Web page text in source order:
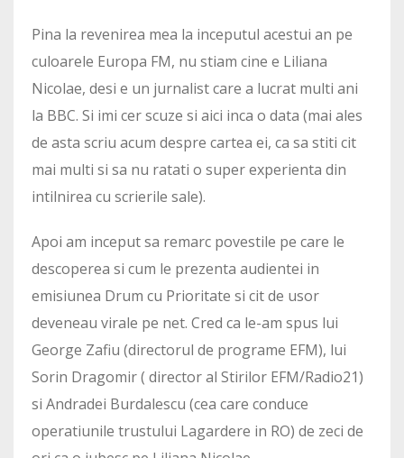
Pina la revenirea mea la inceputul acestui an pe
culoarele Europa FM, nu stiam cine e Liliana
Nicolae, desi e un jurnalist care a lucrat multi ani
la BBC. Si imi cer scuze si aici inca o data (mai ales
de asta scriu acum despre cartea ei, ca sa stiti cit
mai multi si sa nu ratati o super experienta din
intilnirea cu scrierile sale).
Apoi am inceput sa remarc povestile pe care le
descoperea si cum le prezenta audientei in
emisiunea Drum cu Prioritate si cit de usor
deveneau virale pe net. Cred ca le-am spus lui
George Zafiu (directorul de programe EFM), lui
Sorin Dragomir ( director al Stirilor EFM/Radio21)
si Andradei Burdalescu (cea care conduce
operatiunile trustului Lagardere in RO) de zeci de